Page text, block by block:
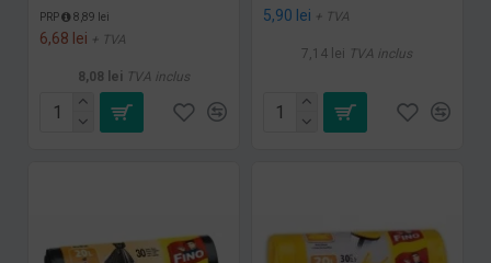
PRP 8,89 lei
6,68 lei + TVA
8,08 lei TVA inclus
5,90 lei + TVA
7,14 lei TVA inclus